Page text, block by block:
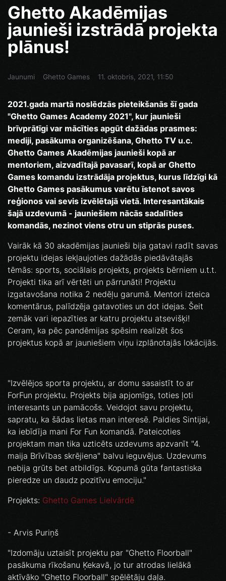
Ghetto Akadēmijas
jaunieši izstrādā projekta
plānus!
Jaunumi Ghetto Games 11. oktobris, 2021, 11:50
2021.gada martā noslēdzās pieteikšanās šī gada
"Ghetto Games Academy 2021", kur jaunieši
brīvprātīgi var mācīties apgūt dažādas prasmes:
mediji, pasākuma organizēšana, Ghetto TV u.c.
Ghetto Games Akadēmijas jaunieši kopā ar
mentoriem, aizvadītajā pavasarī, kopā ar Ghetto
Games komandu izstrādāja projektus, kurus līdzīgi kā
Ghetto Games pasākumus varētu īstenot savos
reģionos vai sevis izvēlētajā vietā. Interesantākais
šajā uzdevumā - jauniešiem nācās sadalīties
komandās, nezinot viens otru un stiprās puses.
Vairāk kā 30 akadēmijas jaunieši bija gatavi radīt savas
projektu idejas iekļaujoties dažādās piedāvātajās
tēmās: sports, sociālais projekts, projekts bērniem u.t.t.
Projekti tika arī vērtēti un pārrunāti! Projektu
izgatavošana notika 2 nedēļu garumā. Mentori izteica
komentārus, palīdzēja gatavoties un dot idejas. Šeit
zemāk vari iepazīties ar katru projektu atsevišķi!
Ceram, ka pēc pandēmijas spēsim realizēt šos
projektus kopā ar jauniešiem viņu izplānotajās lokācijās.
"Izvēlējos sporta projektu, ar domu sasaistīt to ar
ForFun projektu. Projekts bija apjomīgs, toties ļoti
interesants un pamācošs. Veidojot savu projektu,
sapratu, ka šādas lietas man interesē. Paldies Sintijai,
ka iebīdīja mani For Fun komandā. Pateicoties
projektam man tika uzticēts uzdevums apzvanīt "4.
maija Brīvības skrējiena" balvu ieguvējus. Uzdevums
nebija grūts bet atbildīgs. Kopumā gūta fantastiska
pieredze un daudz pozitīvu emociju."
Projekts: Ghetto Games Lielvārdē
- Arvis Puriņš
"Izdomāju uztaisīt projektu par "Ghetto Floorball"
pasākuma rīkošanu Ķekavā, jo tur atrodas lielākā
aktīvāko "Ghetto Floorball" spēlētāju daļa.